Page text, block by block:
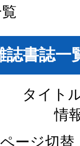
誌書誌一
タイト
情
ページ切替